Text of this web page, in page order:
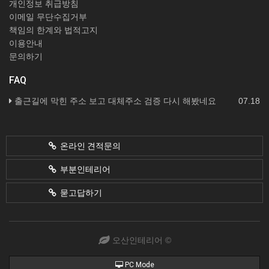
개인정보 취급방침
이메일 무단수집거부
책임의 한계와 법적고지
이용안내
문의하기
FAQ
07.18
출근길에 막힌 주소 보고 대체주소 검증 다시 해봤네요
온라인 견적문의
부분인테리어
묻고답하기
오산인테리어 ©
PC Mode